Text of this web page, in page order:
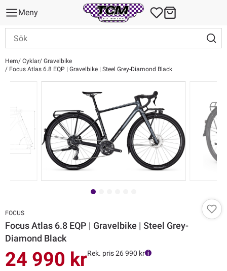
Meny
Hem Cyklar Gravelbike
Focus Atlas 6.8 EQP | Gravelbike | Steel Grey-Diamond Black
FOCUS
Focus Atlas 6.8 EQP | Gravelbike | Steel Grey-
Diamond Black
24 990 krRek. pris 26 990 kr